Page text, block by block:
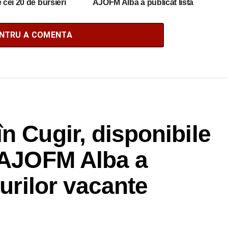
cei 20 de bursieri
AJOFM Alba a publicat lista
A COMENTA
Cugir, disponibile
Alba a
vacante